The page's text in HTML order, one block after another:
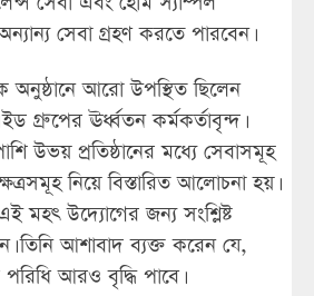
সেবা গ্রহণ করতে পারবেন।
আরো উপস্থিত ছিলেন
গ্রুপের ঊর্ধ্বতন কর্মকর্তাবৃন্দ।
উভয় প্রতিষ্ঠানের মধ্যে সেবাসমূহ
নিয়ে বিস্তারিত আলোচনা হয়।
মহৎ উদ্যোগের জন্য সংশ্লিষ্ট
তিনি আশাবাদ ব্যক্ত করেন যে,
আরও বৃদ্ধি পাবে।